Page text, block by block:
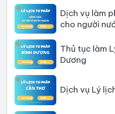
Dịch vụ làm
cho người
Thủ tục làm
Dương
Dịch vụ Lý